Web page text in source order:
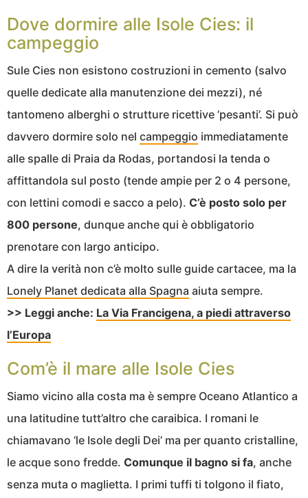
Dove dormire alle Isole Cies: il
campeggio
Sule Cies non esistono costruzioni in cemento (salvo
quelle dedicate alla manutenzione dei mezzi), né
tantomeno alberghi o strutture ricettive ‘pesanti’. Si può
davvero dormire solo nel campeggio immediatamente
alle spalle di Praia da Rodas, portandosi la tenda o
affittandola sul posto (tende ampie per 2 o 4 persone,
con lettini comodi e sacco a pelo). C’è posto solo per
800 persone, dunque anche qui è obbligatorio
prenotare con largo anticipo.
A dire la verità non c’è molto sulle guide cartacee, ma la
Lonely Planet dedicata alla Spagna aiuta sempre.
>> Leggi anche: La Via Francigena, a piedi attraverso
l’Europa
Com’è il mare alle Isole Cies
Siamo vicino alla costa ma è sempre Oceano Atlantico a
una latitudine tutt’altro che caraibica. I romani le
chiamavano ‘le Isole degli Dei’ ma per quanto cristalline,
le acque sono fredde. Comunque il bagno si fa, anche
senza muta o maglietta. I primi tuffi ti tolgono il fiato,